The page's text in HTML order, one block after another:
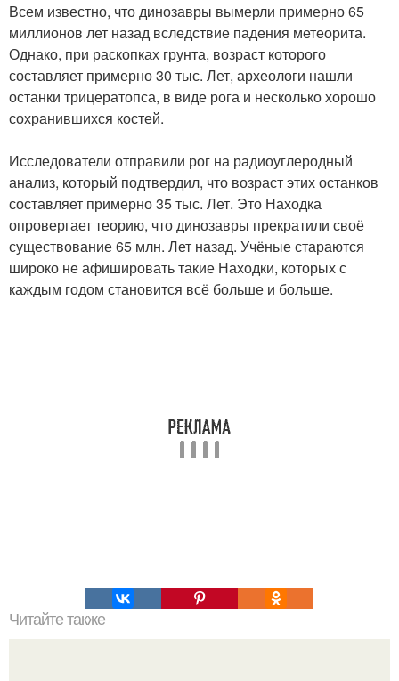
Всем известно, что динозавры вымерли примерно 65
миллионов лет назад вследствие падения метеорита.
Однако, при раскопках грунта, возраст которого
составляет примерно 30 тыс. Лет, археологи нашли
останки трицератопса, в виде рога и несколько хорошо
сохранившихся костей.
Исследователи отправили рог на радиоуглеродный
анализ, который подтвердил, что возраст этих останков
составляет примерно 35 тыс. Лет. Это Находка
опровергает теорию, что динозавры прекратили своё
существование 65 млн. Лет назад. Учёные стараются
широко не афишировать такие Находки, которых с
каждым годом становится всё больше и больше.
Читайте также